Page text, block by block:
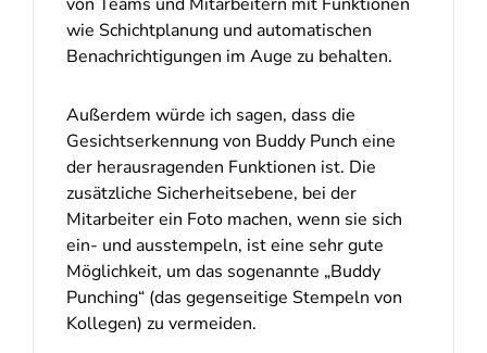
wie Schichtplanung und automatischen
Benachrichtigungen im Auge zu behalten.
Außerdem würde ich sagen, dass die
Gesichtserkennung von Buddy Punch eine
der herausragenden Funktionen ist. Die
zusätzliche Sicherheitsebene, bei der
Mitarbeiter ein Foto machen, wenn sie sich
ein- und ausstempeln, ist eine sehr gute
Möglichkeit, um das sogenannte „Buddy
Punching“ (das gegenseitige Stempeln von
Kollegen) zu vermeiden.